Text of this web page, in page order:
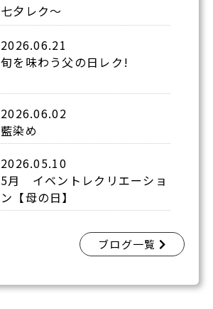
七夕レク～
2026.06.21
旬を味わう父の日レク!
2026.06.02
藍染め
2026.05.10
5月 イベントレクリエーショ
ン【母の日】
ブログ一覧